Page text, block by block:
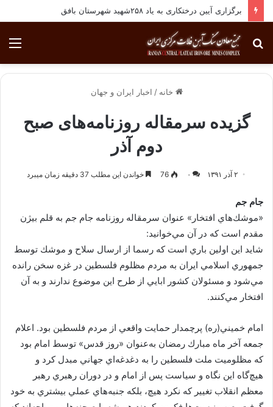
جستجو
برای
خانه / اخبار ایران و جهان
گزیده سرمقاله‌ روزنامه‌های صبح
دوم آذر
۲ آذر ۱۳۹۱ ۰ 76 خواندن این مطلب 37 دقیقه زمان میبرد
جام جم
«موشك‌هاي افتخار» عنوان سرمقاله روزنامه جام جم به قلم بيژن
مقدم است كه در آن مي‌خوانيد:
شايد اين اولين باري است كه رسما از ارسال سلاح و موشك توسط
جمهوري اسلامي ايران به مردم مظلوم فلسطين در غزه سخن رانده
مي‌شود و مسئولان كشور ابايي از طرح اين موضوع ندارند و به آن
افتخار مي‌كنند.
امام خميني(ره) پرچمدار حمايت واقعي از مردم فلسطين بود. اعلام
جمعه آخر ماه مبارك رمضان به‌عنوان «روز قدس» توسط امام بود
كه مظلوميت ملت فلسطين را به دغدغه‌اي جهاني مبدل كرد و
هيچ‌گاه اين نگاه و سياست پس از امام و در دوران رهبري رهبر
معظم انقلاب تغيير كه نكرد هيچ، بلكه جنبه‌هاي عملي بيشتري به خود